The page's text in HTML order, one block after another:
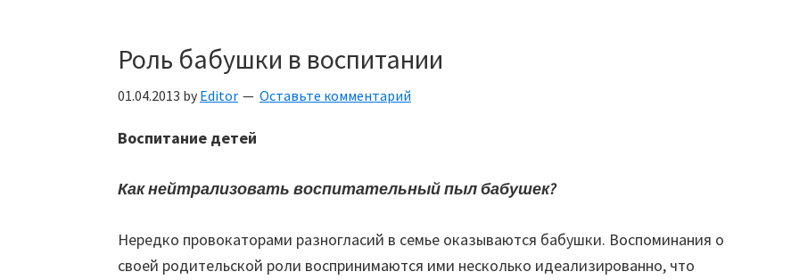
Роль бабушки в воспитании
01.04.2013 by Editor Оставьте комментарий
Воспитание детей
Как нейтрализовать воспитательный пыл бабушек?
Нередко провокаторами разногласий в семье оказываются бабушки. Воспоминания о
своей родительской роли воспринимаются ими несколько идеализированно, что